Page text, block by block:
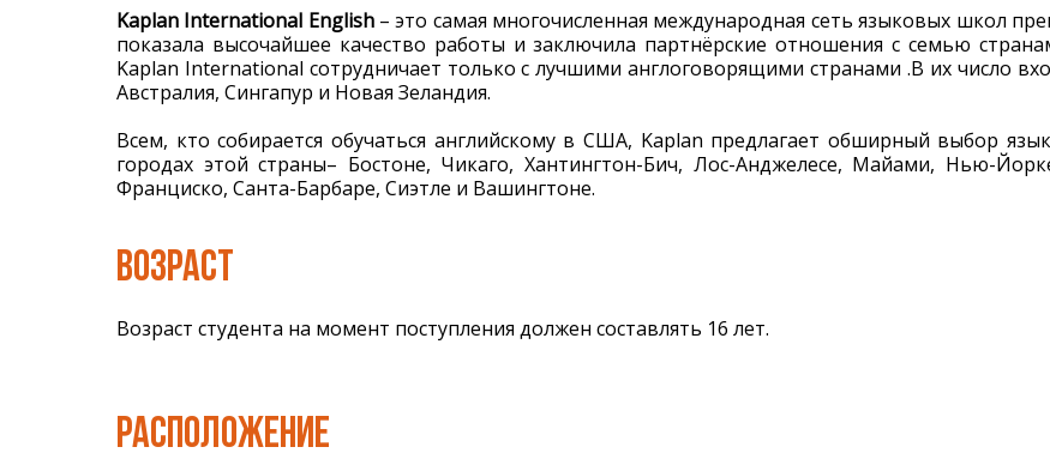
Kaplan International English– это самая многочисленная международная сеть языковых школ
показала высочайшее качество работы и заключила партнёрские отношения с семью
Kaplan International сотрудничает только с лучшими англоговорящими странами .В их число
Австралия, Сингапур и Новая Зеландия.
Всем, кто собирается обучаться английскому в США, Kaplan предлагает обширный выбор
городах этой страны– Бостоне, Чикаго, Хантингтон-Бич, Лос-Анджелесе, Майами, Нью-
Франциско, Санта-Барбаре, Сиэтле и Вашингтоне.
ВОЗРАСТ
Возраст студента на момент поступления должен составлять 16 лет.
РАСПОЛОЖЕНИЕ